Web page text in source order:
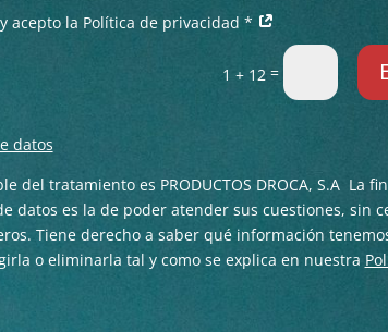
acepto la Política de privacidad *
1 + 12 =
datos
del tratamiento es PRODUCTOS DROCA, S.A La
datos es la de poder atender sus cuestiones, sin
Tiene derecho a saber qué información
o eliminarla tal y como se explica en nuestra